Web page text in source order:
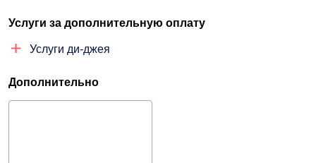
Услуги за дополнительную оплату
Услуги ди-джея
Дополнительно